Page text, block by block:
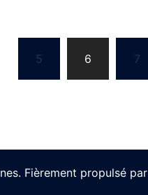
5 6 7
Fièrement propulsé par